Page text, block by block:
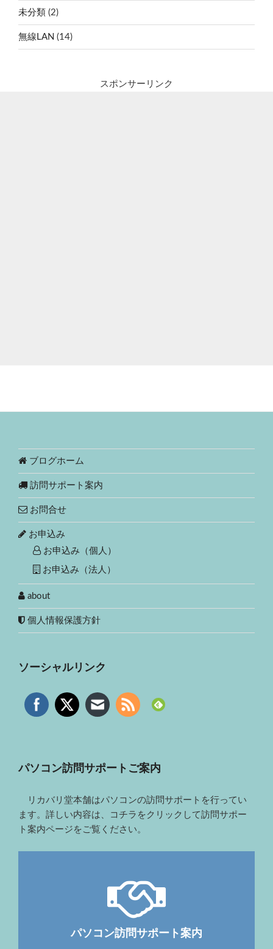
未分類 (2)
無線LAN (14)
スポンサーリンク
ブログホーム
訪問サポート案内
お問合せ
お申込み
お申込み（個人）
お申込み（法人）
about
個人情報保護方針
ソーシャルリンク
パソコン訪問サポートご案内
リカバリ堂本舗はパソコンの訪問サポートを行ってい
ます。詳しい内容は、コチラをクリックして訪問サポー
ト案内ページをご覧ください。
パソコン訪問サポート案内